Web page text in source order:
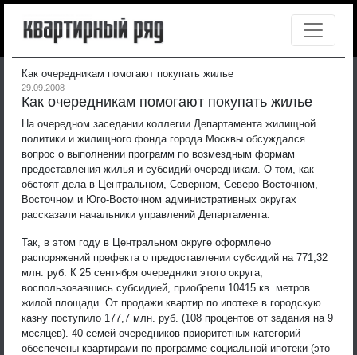
Как очередникам помогают покупать жилье
29.09.2008
Как очередникам помогают покупать жилье
На очередном заседании коллегии Департамента жилищной
политики и жилищного фонда города Москвы обсуждался
вопрос о выполнении программ по возмездным формам
предоставления жилья и субсидий очередникам. О том, как
обстоят дела в Центральном, Северном, Северо-Восточном,
Восточном и Юго-Восточном административных округах
рассказали начальники управлений Департамента.
Так, в этом году в Центральном округе оформлено
распоряжений префекта о предоставлении субсидий на 771,32
млн. руб. К 25 сентября очередники этого округа,
воспользовавшись субсидией, приобрели 10415 кв. метров
жилой площади. От продажи квартир по ипотеке в городскую
казну поступило 177,7 млн. руб. (108 процентов от задания на 9
месяцев). 40 семей очередников приоритетных категорий
обеспечены квартирами по программе социальной ипотеки (это